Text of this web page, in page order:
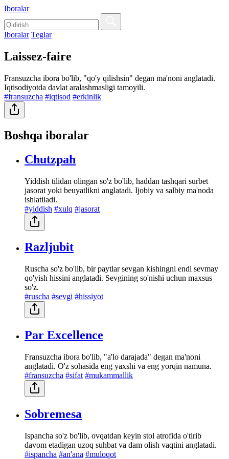
Iboralar
Iboralar Teglar
Laissez-faire
Fransuzcha ibora bo'lib, "qo'y qilishsin" degan ma'noni anglatadi.
Iqtisodiyotda davlat aralashmasligi tamoyili.
#fransuzcha #iqtisod #erkinlik
Boshqa iboralar
Chutzpah
Yiddish tilidan olingan so'z bo'lib, haddan tashqari surbet
jasorat yoki beuyatlikni anglatadi. Ijobiy va salbiy ma'noda
ishlatiladi.
#yiddish #xulq #jasorat
Razljubit
Ruscha so'z bo'lib, bir paytlar sevgan kishingni endi sevmay
qo'yish hissini anglatadi. Sevgining so'nishi uchun maxsus
so'z.
#ruscha #sevgi #hissiyot
Par Excellence
Fransuzcha ibora bo'lib, "a'lo darajada" degan ma'noni
anglatadi. O'z sohasida eng yaxshi va eng yorqin namuna.
#fransuzcha #sifat #mukammallik
Sobremesa
Ispancha so'z bo'lib, ovqatdan keyin stol atrofida o'tirib
davom etadigan uzoq suhbat va dam olish vaqtini anglatadi.
#ispancha #an'ana #muloqot